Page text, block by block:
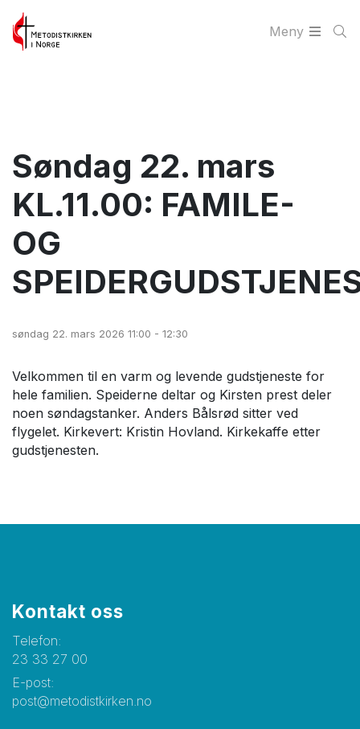
Meny
Søndag 22. mars
KL.11.00: FAMILE-
OG
søndag 22. mars 2026 11:00 - 12:30
Velkommen til en varm og levende gudstjeneste for
hele familien. Speiderne deltar og Kirsten prest deler
noen søndagstanker. Anders Bålsrød sitter ved
flygelet. Kirkevert: Kristin Hovland. Kirkekaffe etter
gudstjenesten.
Kontakt oss
Telefon:
23 33 27 00
E-post:
post@metodistkirken.no